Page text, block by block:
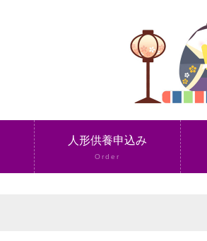
人形供養申込み
Order